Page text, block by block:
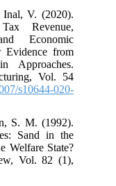
V. (2020).
Revenue,
Economic
from
Approaches.
Vol. 54
s10644-020-
S. M. (1992).
Sand in the
Welfare State?
Vol. 82 (1),